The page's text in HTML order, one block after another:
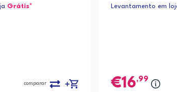
Grátis*
comparar
Levantamento em
16,99